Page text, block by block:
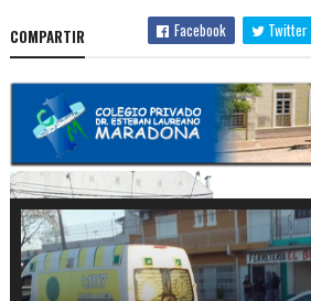
COMPARTIR Facebook Twitter